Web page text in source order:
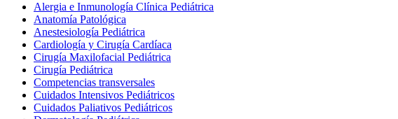
Alergia e Inmunología Clínica Pediátrica
Anatomía Patológica
Anestesiología Pediátrica
Cardiología y Cirugía Cardíaca
Cirugía Maxilofacial Pediátrica
Cirugía Pediátrica
Competencias transversales
Cuidados Intensivos Pediátricos
Cuidados Paliativos Pediátricos